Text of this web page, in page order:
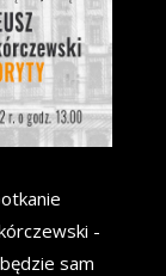
-
sam